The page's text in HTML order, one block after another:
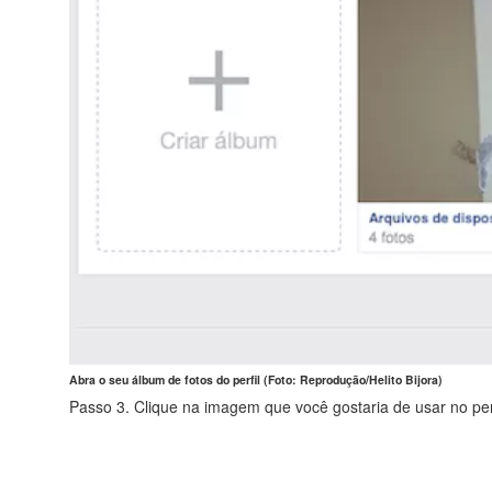
Abra o seu álbum de fotos do perfil (Foto: Reprodução/Helito Bijora)
Passo 3. Clique na imagem que você gostaria de usar no